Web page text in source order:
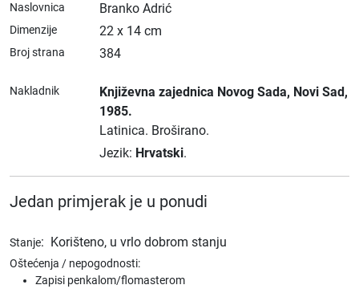
Naslovnica Branko Adrić
Dimenzije 22 x 14 cm
Broj strana 384
Nakladnik Književna zajednica Novog Sada, Novi Sad,
1985.
Latinica. Broširano.
Jezik: Hrvatski.
Jedan primjerak je u ponudi
Stanje: Korišteno, u vrlo dobrom stanju
Oštećenja / nepogodnosti:
Zapisi penkalom/flomasterom